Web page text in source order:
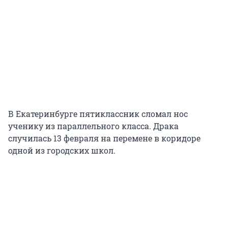
В Екатеринбурге пятиклассник сломал нос
ученику из параллельного класса. Драка
случилась 13 февраля на перемене в коридоре
одной из городских школ.